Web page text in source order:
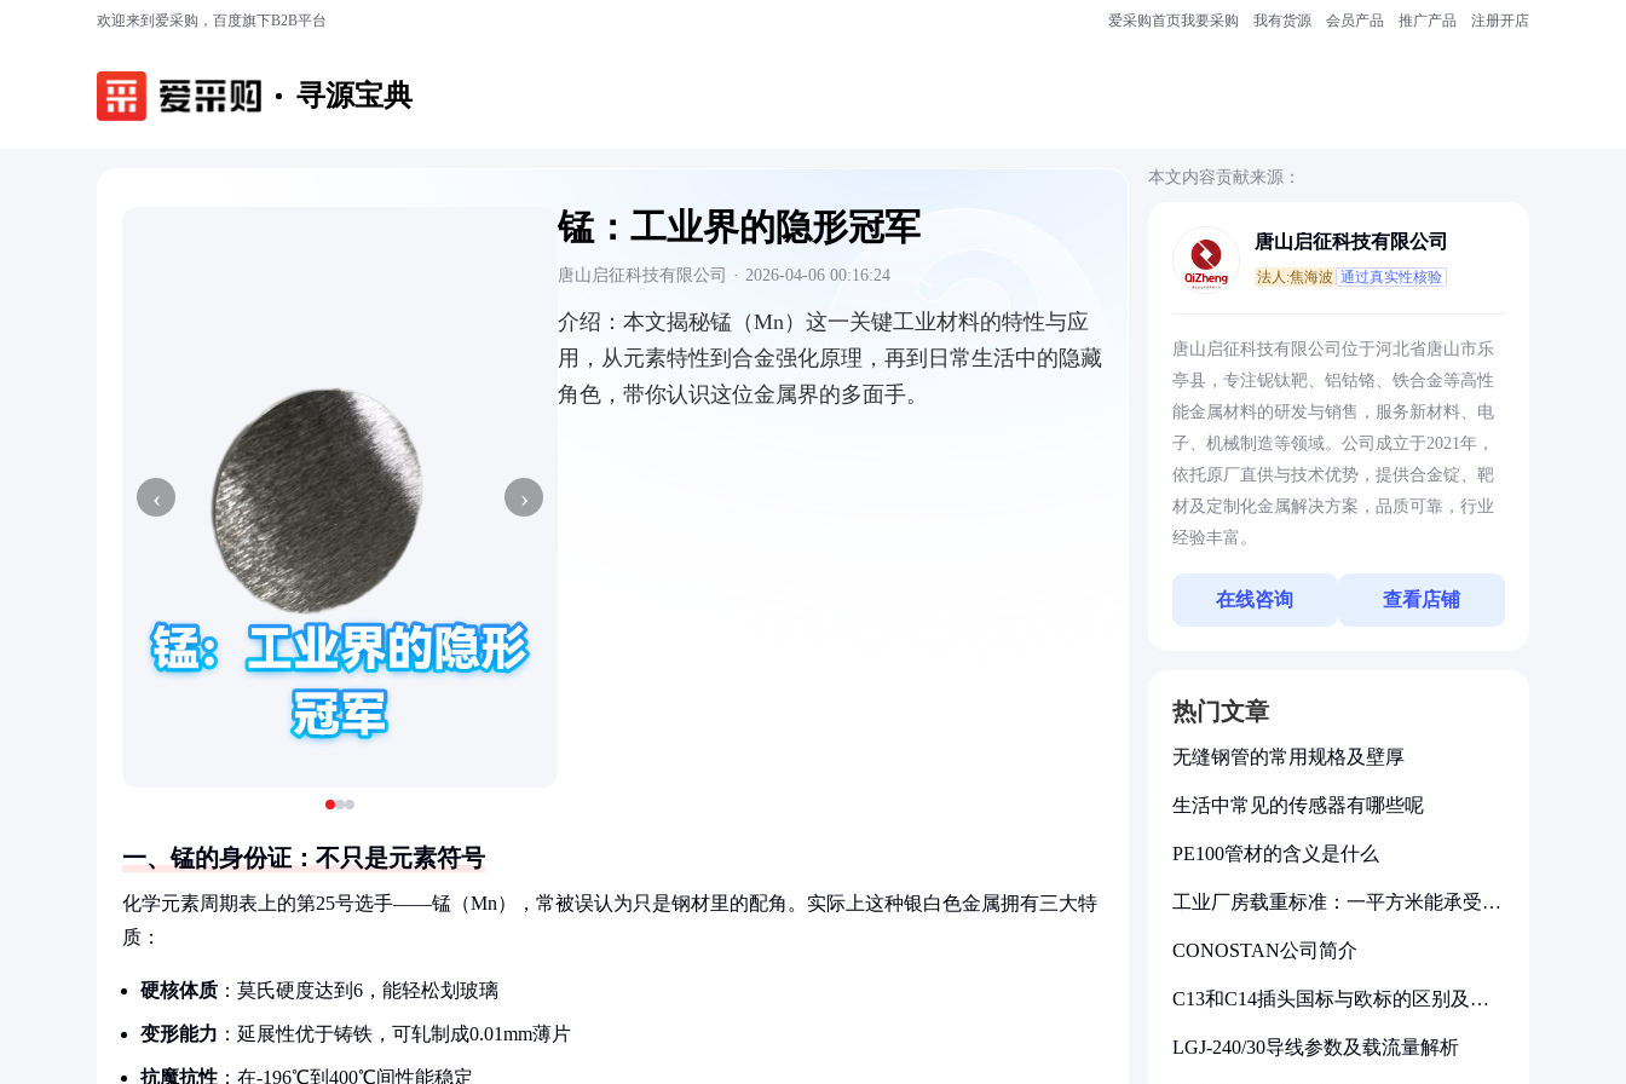
欢迎来到爱采购，百度旗下B2B平台 爱采购首页我要采购 我有货源 会员产品 推广产品 注册开店
寻源宝典
‹ ›
锰：工业界的隐形冠军
唐山启征科技有限公司 · 2026-04-06 00:16:24
介绍： 本文揭秘锰（Mn）这一关键工业材料的特性与应
用，从元素特性到合金强化原理，再到日常生活中的隐藏
角色，带你认识这位金属界的多面手。
一、锰的身份证：不只是元素符号
化学元素周期表上的第25号选手——锰（Mn），常被误认为只是钢材里的配角。实际上这种银白色金属拥有三大特
质：
硬核体质 ：莫氏硬度达到6，能轻松划玻璃
变形能力 ：延展性优于铸铁，可轧制成0.01mm薄片
抗魔抗性 ：在-196℃到400℃间性能稳定
本文内容贡献来源：
唐山启征科技有限公司
法人:焦海波 通过真实性核验
唐山启征科技有限公司位于河北省唐山市乐
亭县，专注铌钛靶、铝钴铬、铁合金等高性
能金属材料的研发与销售，服务新材料、电
子、机械制造等领域。公司成立于2021年，
依托原厂直供与技术优势，提供合金锭、靶
材及定制化金属解决方案，品质可靠，行业
经验丰富。
在线咨询 查看店铺
热门文章
无缝钢管的常用规格及壁厚
生活中常见的传感器有哪些呢
PE100管材的含义是什么
工业厂房载重标准：一平方米能承受多
CONOSTAN公司简介
C13和C14插头国标与欧标的区别及其
LGJ-240/30导线参数及载流量解析